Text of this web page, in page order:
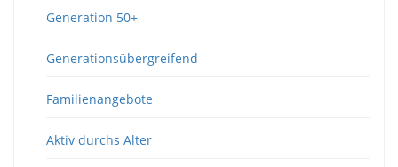
Generation 50+
Generationsübergreifend
Familienangebote
Aktiv durchs Alter